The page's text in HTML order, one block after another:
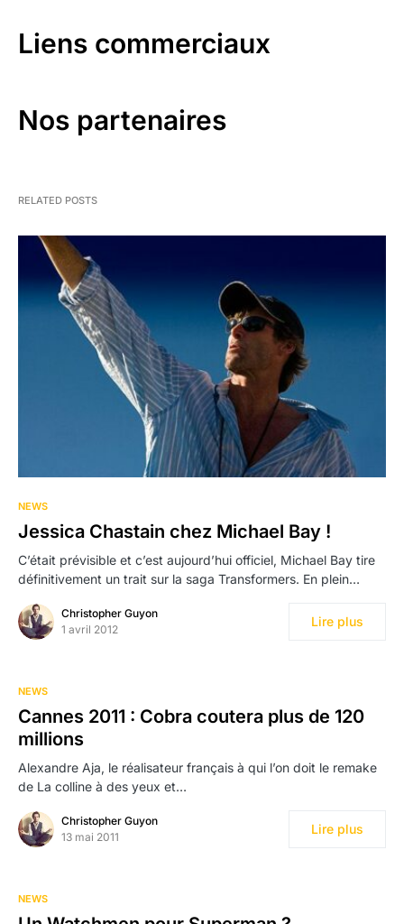
Liens commerciaux
Nos partenaires
RELATED POSTS
NEWS
Jessica Chastain chez Michael Bay !
C’était prévisible et c’est aujourd’hui officiel, Michael Bay tire
définitivement un trait sur la saga Transformers. En plein…
Christopher Guyon
1 avril 2012
Lire plus
NEWS
Cannes 2011 : Cobra coutera plus de 120
millions
Alexandre Aja, le réalisateur français à qui l’on doit le remake
de La colline à des yeux et…
Christopher Guyon
13 mai 2011
Lire plus
NEWS